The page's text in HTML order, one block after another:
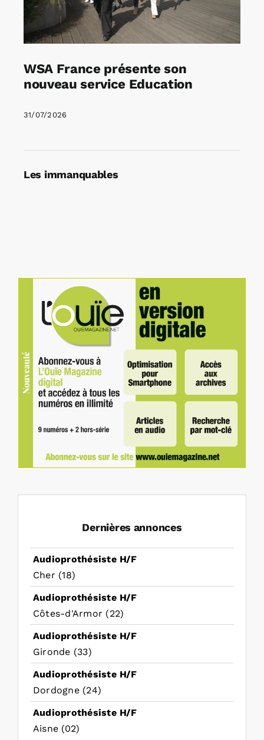
WSA France présente son
nouveau service Education
31/07/2026
Les immanquables
Dernières annonces
Audioprothésiste H/F
Cher (18)
Audioprothésiste H/F
Côtes-d'Armor (22)
Audioprothésiste H/F
Gironde (33)
Audioprothésiste H/F
Dordogne (24)
Audioprothésiste H/F
Aisne (02)